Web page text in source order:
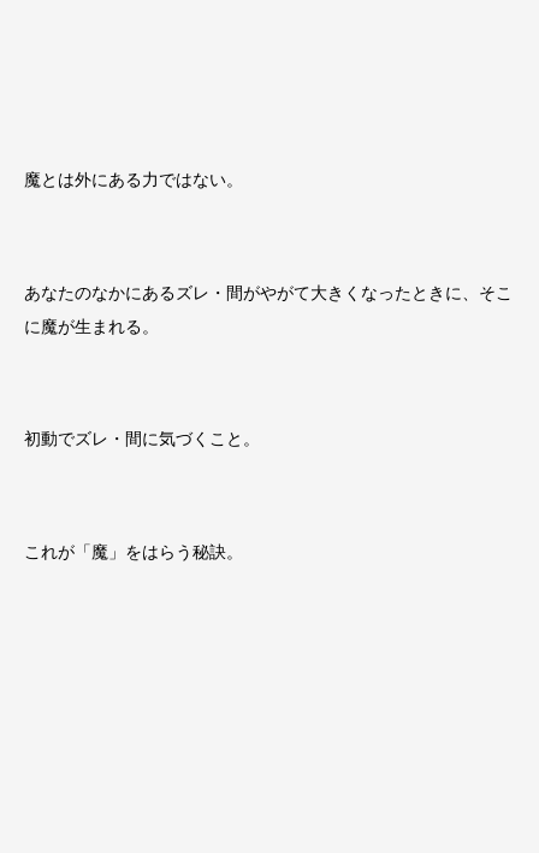
魔とは外にある力ではない。
あなたのなかにあるズレ・間がやがて大きくなったときに、そこ
に魔が生まれる。
初動でズレ・間に気づくこと。
これが「魔」をはらう秘訣。